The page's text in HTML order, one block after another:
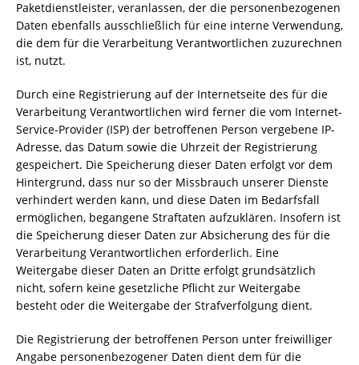
Paketdienstleister, veranlassen, der die personenbezogenen
Daten ebenfalls ausschließlich für eine interne Verwendung,
die dem für die Verarbeitung Verantwortlichen zuzurechnen
ist, nutzt.
Durch eine Registrierung auf der Internetseite des für die
Verarbeitung Verantwortlichen wird ferner die vom Internet-
Service-Provider (ISP) der betroffenen Person vergebene IP-
Adresse, das Datum sowie die Uhrzeit der Registrierung
gespeichert. Die Speicherung dieser Daten erfolgt vor dem
Hintergrund, dass nur so der Missbrauch unserer Dienste
verhindert werden kann, und diese Daten im Bedarfsfall
ermöglichen, begangene Straftaten aufzuklären. Insofern ist
die Speicherung dieser Daten zur Absicherung des für die
Verarbeitung Verantwortlichen erforderlich. Eine
Weitergabe dieser Daten an Dritte erfolgt grundsätzlich
nicht, sofern keine gesetzliche Pflicht zur Weitergabe
besteht oder die Weitergabe der Strafverfolgung dient.
Die Registrierung der betroffenen Person unter freiwilliger
Angabe personenbezogener Daten dient dem für die